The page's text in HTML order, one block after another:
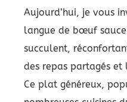
Aujourd’hui, je vous
langue de bœuf
succulent,
des repas partagés
Ce plat généreux,